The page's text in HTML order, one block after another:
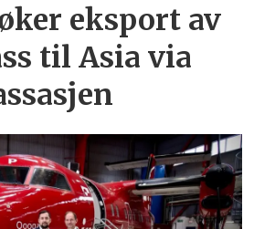
eksport av
til Asia via